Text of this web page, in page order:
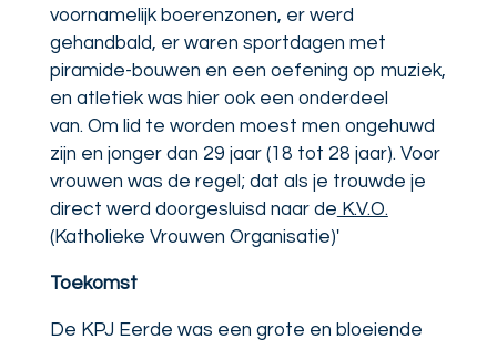
voornamelijk boerenzonen, er werd
gehandbald, er waren sportdagen met
piramide-bouwen en een oefening op muziek,
en atletiek was hier ook een onderdeel
van. Om lid te worden moest men ongehuwd
zijn en jonger dan 29 jaar (18 tot 28 jaar). Voor
vrouwen was de regel; dat als je trouwde je
direct werd doorgesluisd naar de K.V.O.
(Katholieke Vrouwen Organisatie)'
Toekomst
De KPJ Eerde was een grote en bloeiende